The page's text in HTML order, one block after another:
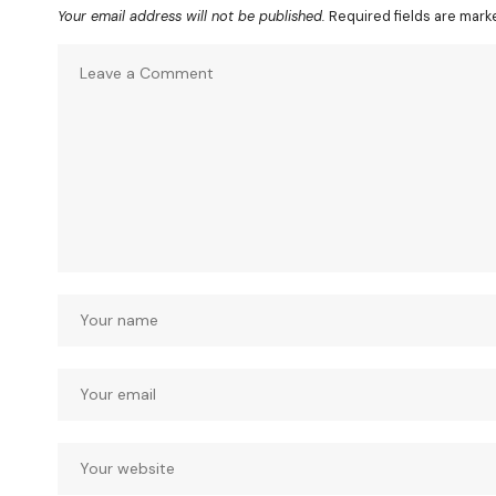
Your email address will not be published. Required fields are